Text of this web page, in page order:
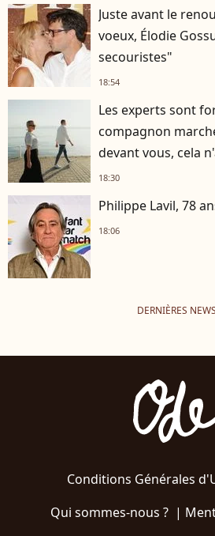
Juste avant le
voeux, Élodie
secouristes"
18:54
Les experts sont
compagnon
devant vous, cela
18:30
Philippe Lavil, 78
18:06
DERNIÈRES NEWS
Conditions Générales
Qui sommes-nous ?|